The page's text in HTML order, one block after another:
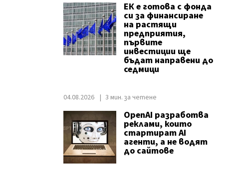
ЕК е готова с фонда
си за финансиране
на растящи
предприятия,
първите
инвестиции ще
бъдат направени до
седмици
04.08.2026 3 мин. за четене
OpenAI разработва
реклами, които
стартират AI
агенти, а не водят
до сайтове